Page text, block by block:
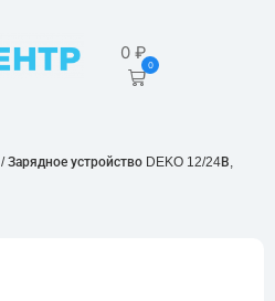
0₽
0
/ Зарядное устройство DEKO 12/24В,